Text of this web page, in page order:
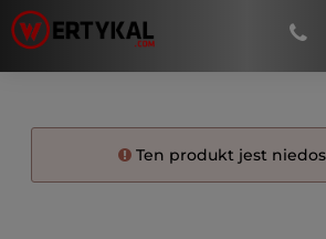
Ten produkt jest